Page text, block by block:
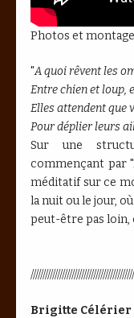
Photos et
"A quoi rêvent les
Entre chien et loup,
Elles attendent que
Pour déplier leurs
Sur une
commençant par "
méditatif sur ce
la nuit ou le jour,
peut-être pas loin,
Brigitte Célérier